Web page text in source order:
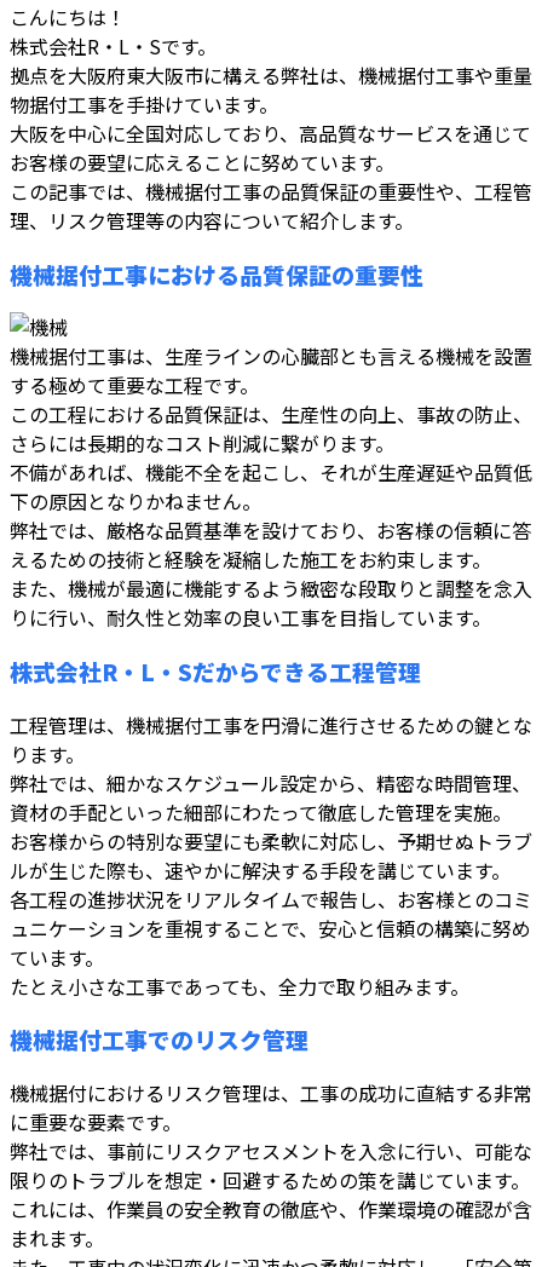
こんにちは！
株式会社R・L・Sです。
拠点を大阪府東大阪市に構える弊社は、機械据付工事や重量
物据付工事を手掛けています。
大阪を中心に全国対応しており、高品質なサービスを通じて
お客様の要望に応えることに努めています。
この記事では、機械据付工事の品質保証の重要性や、工程管
理、リスク管理等の内容について紹介します。
機械据付工事における品質保証の重要性
機械据付工事は、生産ラインの心臓部とも言える機械を設置
する極めて重要な工程です。
この工程における品質保証は、生産性の向上、事故の防止、
さらには長期的なコスト削減に繋がります。
不備があれば、機能不全を起こし、それが生産遅延や品質低
下の原因となりかねません。
弊社では、厳格な品質基準を設けており、お客様の信頼に答
えるための技術と経験を凝縮した施工をお約束します。
また、機械が最適に機能するよう緻密な段取りと調整を念入
りに行い、耐久性と効率の良い工事を目指しています。
株式会社R・L・Sだからできる工程管理
工程管理は、機械据付工事を円滑に進行させるための鍵とな
ります。
弊社では、細かなスケジュール設定から、精密な時間管理、
資材の手配といった細部にわたって徹底した管理を実施。
お客様からの特別な要望にも柔軟に対応し、予期せぬトラブ
ルが生じた際も、速やかに解決する手段を講じています。
各工程の進捗状況をリアルタイムで報告し、お客様とのコミ
ュニケーションを重視することで、安心と信頼の構築に努め
ています。
たとえ小さな工事であっても、全力で取り組みます。
機械据付工事でのリスク管理
機械据付におけるリスク管理は、工事の成功に直結する非常
に重要な要素です。
弊社では、事前にリスクアセスメントを入念に行い、可能な
限りのトラブルを想定・回避するための策を講じています。
これには、作業員の安全教育の徹底や、作業環境の確認が含
まれます。